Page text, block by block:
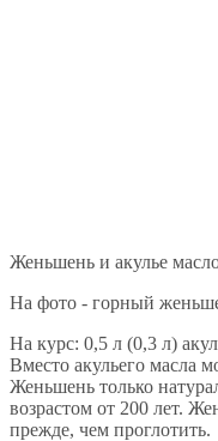
Женьшень и акулье
На фото - горный
На курс: 0,5 л (0,3 л)
Вместо акульего масла
Женьшень только
возрастом от 200 лет.
прежде, чем проглотить.